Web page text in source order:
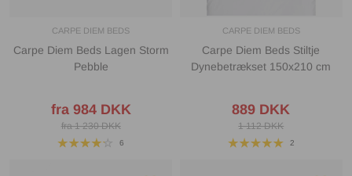
CARPE DIEM BEDS
Carpe Diem Beds Lagen Storm
Pebble
fra 984 DKK
fra 1 230 DKK
6
CARPE DIEM BEDS
Carpe Diem Beds Stiltje
Dynebetrækset 150x210 cm
889 DKK
1 112 DKK
2